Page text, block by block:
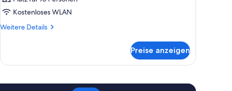
Kostenloses WLAN
Weitere Details
Weitere
Preise anzeigen